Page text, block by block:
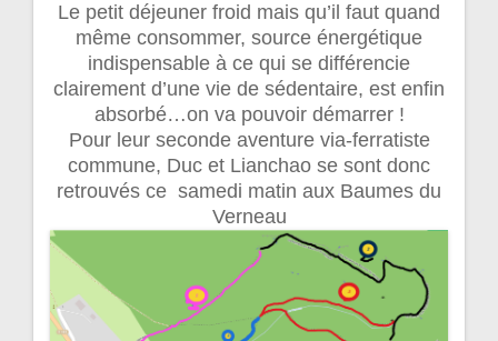
Le petit déjeuner froid mais qu’il faut quand
même consommer, source énergétique
indispensable à ce qui se différencie
clairement d’une vie de sédentaire, est enfin
absorbé…on va pouvoir démarrer !
Pour leur seconde aventure via-ferratiste
commune, Duc et Lianchao se sont donc
retrouvés ce samedi matin aux Baumes du
Verneau